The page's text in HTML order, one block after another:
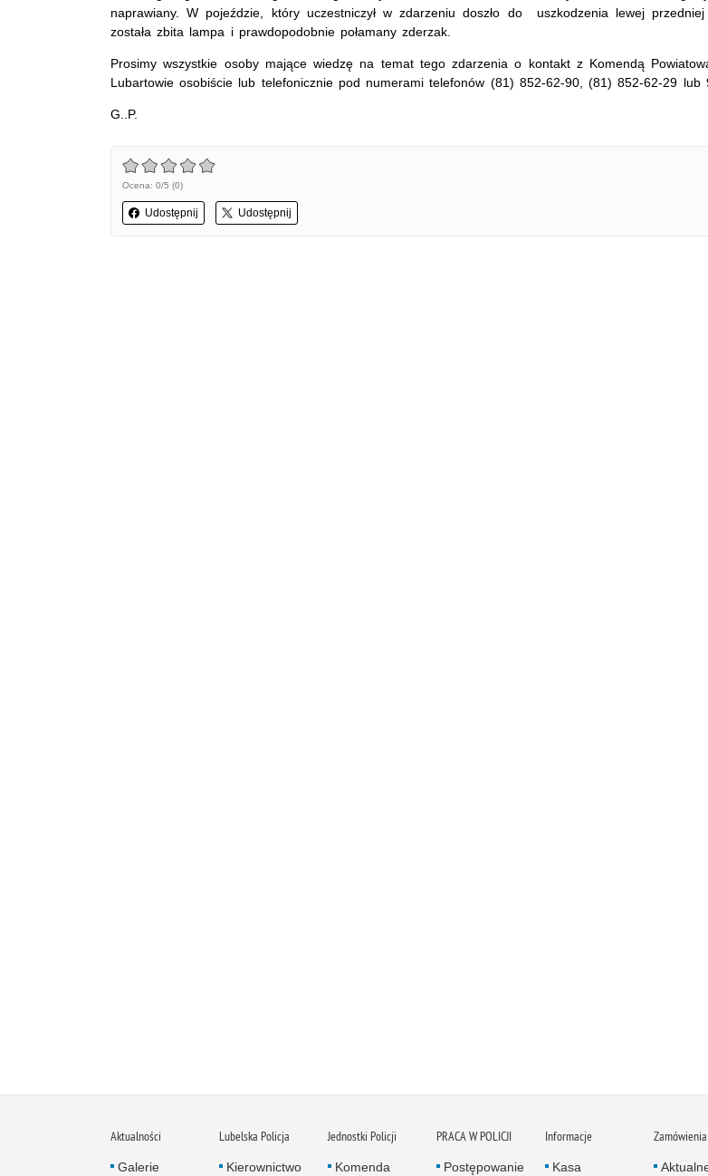
naprawiany. W pojeździe, który uczestniczył w zdarzeniu doszło do uszkodzenia lewej
została zbita lampa i prawdopodobnie połamany zderzak.
Prosimy wszystkie osoby mające wiedzę na temat tego zdarzenia o kontakt z Komendą
Lubartowie osobiście lub telefonicznie pod numerami telefonów (81) 852-62-90, (81) 852-62-29 lub
G..P.
Ocena: 0/5 (0)
Udostępnij Udostępnij
Aktualności
Galerie
Lubelska Policja
Kierownictwo
Jednostki Policji
Komenda
PRACA W POLICJI
Postępowanie
Informacje
Kasa